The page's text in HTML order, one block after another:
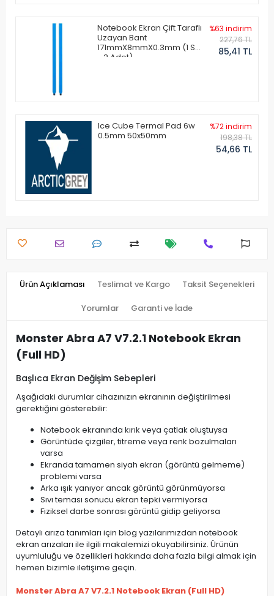
Notebook Ekran Çift Taraflı
Uzayan Bant
171mmX8mmX0.3mm (1 Set
- 2 Adet)
%63 indirim
227,76 TL
85,41 TL
Ice Cube Termal Pad 6w
0.5mm 50x50mm
%72 indirim
198,38 TL
54,66 TL
Ürün Açıklaması Teslimat ve Kargo Taksit Seçenekleri
Yorumlar Garanti ve İade
Monster Abra A7 V7.2.1 Notebook Ekran
(Full HD)
Başlıca Ekran Değişim Sebepleri
Aşağıdaki durumlar cihazınızın ekranının değiştirilmesi
gerektiğini gösterebilir:
Notebook ekranında kırık veya çatlak oluştuysa
Görüntüde çizgiler, titreme veya renk bozulmaları
varsa
Ekranda tamamen siyah ekran (görüntü gelmeme)
problemi varsa
Arka ışık yanıyor ancak görüntü görünmüyorsa
Sıvı teması sonucu ekran tepki vermiyorsa
Fiziksel darbe sonrası görüntü gidip geliyorsa
Detaylı arıza tanımları için blog yazılarımızdan notebook
ekran arızaları ile ilgili makalemizi okuyabilirsiniz. Ürünün
uyumluluğu ve özellikleri hakkında daha fazla bilgi almak için
hemen bizimle iletişime geçin.
Monster Abra A7 V7.2.1 Notebook Ekran (Full HD)